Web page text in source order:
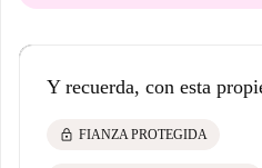
Y recuerda, con esta
lock FIANZA PROTEGIDA